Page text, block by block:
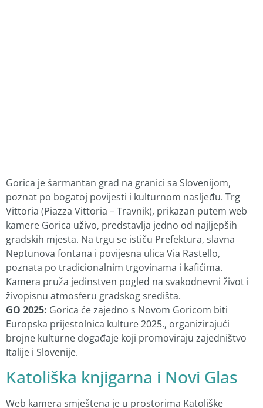
Gorica je šarmantan grad na granici sa Slovenijom,
poznat po bogatoj povijesti i kulturnom nasljeđu. Trg
Vittoria (Piazza Vittoria – Travnik), prikazan putem web
kamere Gorica uživo, predstavlja jedno od najljepših
gradskih mjesta. Na trgu se ističu Prefektura, slavna
Neptunova fontana i povijesna ulica Via Rastello,
poznata po tradicionalnim trgovinama i kafićima.
Kamera pruža jedinstven pogled na svakodnevni život i
živopisnu atmosferu gradskog središta.
GO 2025: Gorica će zajedno s Novom Goricom biti
Europska prijestolnica kulture 2025., organizirajući
brojne kulturne događaje koji promoviraju zajedništvo
Italije i Slovenije.
Katoliška knjigarna i Novi Glas
Web kamera smještena je u prostorima Katoliške